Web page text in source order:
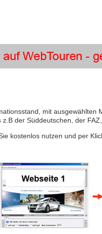
mit ausgewählten
der Süddeutschen, der
kostenlos nutzen und per